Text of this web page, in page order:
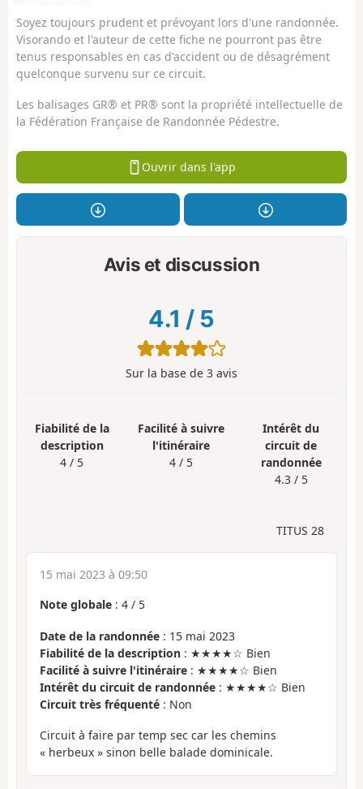
Soyez toujours prudent et prévoyant lors d'une randonnée.
Visorando et l'auteur de cette fiche ne pourront pas être
tenus responsables en cas d'accident ou de désagrément
quelconque survenu sur ce circuit.
Les balisages GR® et PR® sont la propriété intellectuelle de
la Fédération Française de Randonnée Pédestre.
Ouvrir dans l'app
Avis et discussion
4.1 / 5
Sur la base de 3 avis
Fiabilité de la
description
4 / 5
Facilité à suivre
l'itinéraire
4 / 5
Intérêt du
circuit de
randonnée
4.3 / 5
TITUS 28
15 mai 2023 à 09:50
Note globale : 4 / 5
Date de la randonnée : 15 mai 2023
Fiabilité de la description : ★★★★☆ Bien
Facilité à suivre l'itinéraire : ★★★★☆ Bien
Intérêt du circuit de randonnée : ★★★★☆ Bien
Circuit très fréquenté : Non
Circuit à faire par temp sec car les chemins
« herbeux » sinon belle balade dominicale.